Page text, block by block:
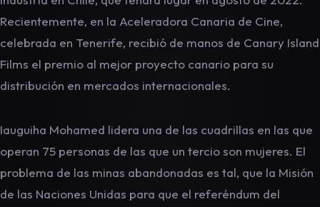
Recientemente, en la Aceleradora Canaria de Cine,
celebrada en Tenerife, recibió de manos de Canary Island
Films el premio al mejor proyecto canario para su
distribución en mercados internacionales.
Iauguiha Mohamed lidera una de las cuadrillas en las que
operan 75 personas de las que un tercio son mujeres. El
problema de las minas abandonadas es tal, que la Misión
de las Naciones Unidas para que el referéndum del